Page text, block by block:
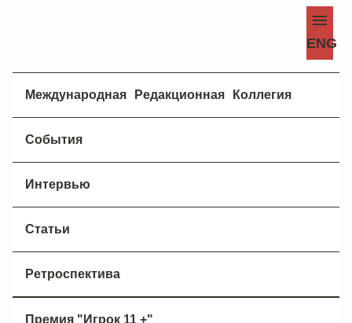
ENG
Международная Редакционная Коллегия
События
Интервью
Статьи
Ретроспектива
Премия "Игрок 11 +"
«Абхазские Негры»
Джордж Кеннаноднажды сделал снимки